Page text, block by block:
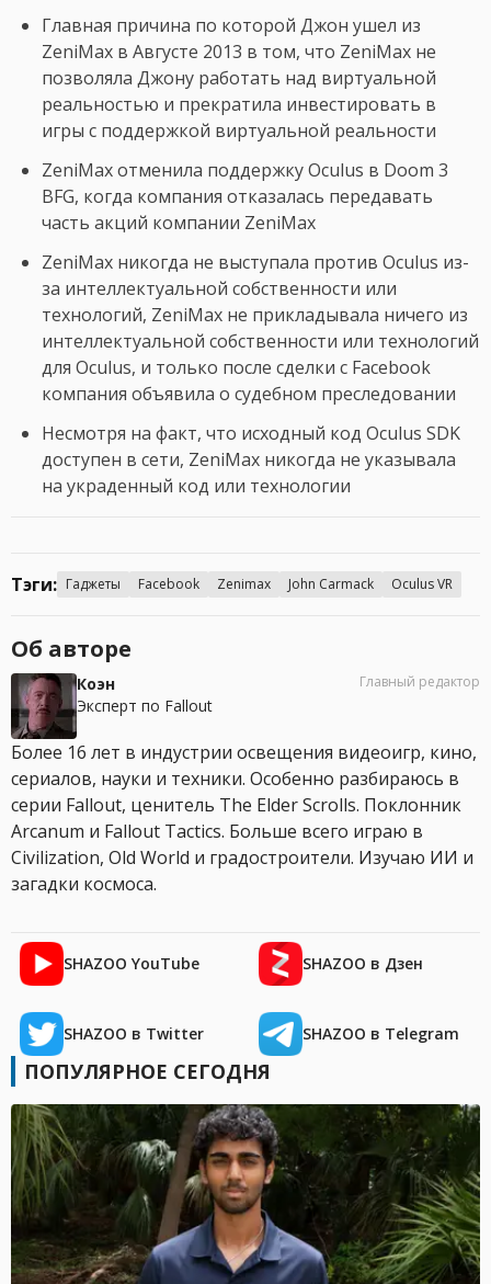
Главная причина по которой Джон ушел из
ZeniMax в Августе 2013 в том, что ZeniMax не
позволяла Джону работать над виртуальной
реальностью и прекратила инвестировать в
игры с поддержкой виртуальной реальности
ZeniMax отменила поддержку Oculus в Doom 3
BFG, когда компания отказалась передавать
часть акций компании ZeniMax
ZeniMax никогда не выступала против Oculus из-
за интеллектуальной собственности или
технологий, ZeniMax не прикладывала ничего из
интеллектуальной собственности или технологий
для Oculus, и только после сделки с Facebook
компания объявила о судебном преследовании
Несмотря на факт, что исходный код Oculus SDK
доступен в сети, ZeniMax никогда не указывала
на украденный код или технологии
Тэги: Гаджеты Facebook Zenimax John Carmack Oculus VR
Об авторе
Коэн
Эксперт по Fallout
Главный редактор
Более 16 лет в индустрии освещения видеоигр, кино,
сериалов, науки и техники. Особенно разбираюсь в
серии Fallout, ценитель The Elder Scrolls. Поклонник
Arcanum и Fallout Tactics. Больше всего играю в
Civilization, Old World и градостроители. Изучаю ИИ и
загадки космоса.
SHAZOO YouTube SHAZOO в Дзен
SHAZOO в Twitter SHAZOO в Telegram
ПОПУЛЯРНОЕ СЕГОДНЯ